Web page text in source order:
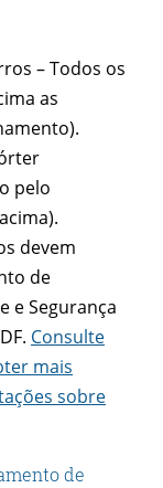
– Todos os
as
pelo
devem
de
e Segurança
Consulte
mais
sobre
de